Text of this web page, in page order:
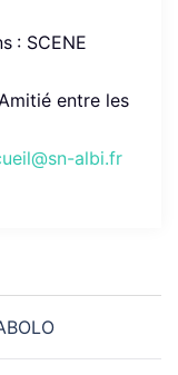
: SCENE
entre les
albi.fr